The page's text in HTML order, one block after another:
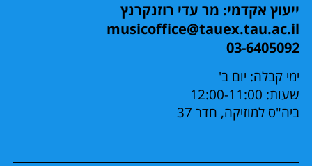
ייעוץ אקדמי: מר עדי רוזנקרנץ
musicoffice@tauex.tau.ac.il
03-6405092
ימי קבלה: יום ב'
שעות: 12:00-11:00
ביה"ס למוזיקה, חדר 37